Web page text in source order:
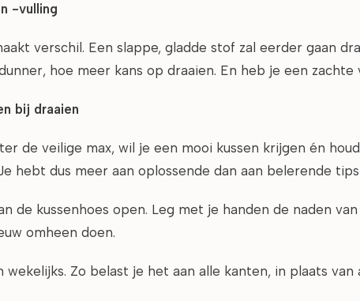
-vulling
verschil. Een slappe, gladde stof zal eerder gaan
hoe meer kans op draaien. En heb je een
bij draaien
de veilige max, wil je een mooi kussen krijgen én
hebt dus meer aan oplossende dan aan belerende
de kussenhoes open. Leg met je handen de naden
omheen doen.
wekelijks. Zo belast je het aan alle kanten, in plaats